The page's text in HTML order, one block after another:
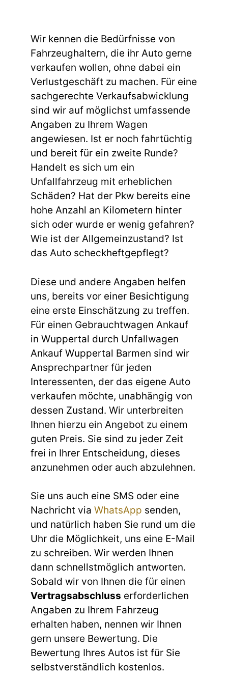
Wir kennen die Bedürfnisse von
Fahrzeughaltern, die ihr Auto gerne
verkaufen wollen, ohne dabei ein
Verlustgeschäft zu machen. Für eine
sachgerechte Verkaufsabwicklung
sind wir auf möglichst umfassende
Angaben zu Ihrem Wagen
angewiesen. Ist er noch fahrtüchtig
und bereit für ein zweite Runde?
Handelt es sich um ein
Unfallfahrzeug mit erheblichen
Schäden? Hat der Pkw bereits eine
hohe Anzahl an Kilometern hinter
sich oder wurde er wenig gefahren?
Wie ist der Allgemeinzustand? Ist
das Auto scheckheftgepflegt?
Diese und andere Angaben helfen
uns, bereits vor einer Besichtigung
eine erste Einschätzung zu treffen.
Für einen Gebrauchtwagen Ankauf
in Wuppertal durch Unfallwagen
Ankauf Wuppertal Barmen sind wir
Ansprechpartner für jeden
Interessenten, der das eigene Auto
verkaufen möchte, unabhängig von
dessen Zustand. Wir unterbreiten
Ihnen hierzu ein Angebot zu einem
guten Preis. Sie sind zu jeder Zeit
frei in Ihrer Entscheidung, dieses
anzunehmen oder auch abzulehnen.
Sie uns auch eine SMS oder eine
Nachricht via WhatsApp senden,
und natürlich haben Sie rund um die
Uhr die Möglichkeit, uns eine E-Mail
zu schreiben. Wir werden Ihnen
dann schnellstmöglich antworten.
Sobald wir von Ihnen die für einen
Vertragsabschluss erforderlichen
Angaben zu Ihrem Fahrzeug
erhalten haben, nennen wir Ihnen
gern unsere Bewertung. Die
Bewertung Ihres Autos ist für Sie
selbstverständlich kostenlos.